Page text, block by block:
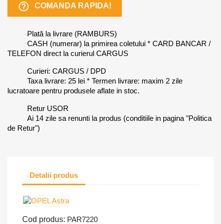
help_outline COMANDA RAPIDA!
Plată la livrare (RAMBURS)
CASH (numerar) la primirea coletului * CARD BANCAR /
TELEFON direct la curierul CARGUS
Curieri: CARGUS / DPD
Taxa livrare: 25 lei * Termen livrare: maxim 2 zile
lucratoare pentru produsele aflate in stoc.
Retur USOR
Ai 14 zile sa renunti la produs (conditiile in pagina "Politica
de Retur")
Detalii produs
Cod produs: PAR7220